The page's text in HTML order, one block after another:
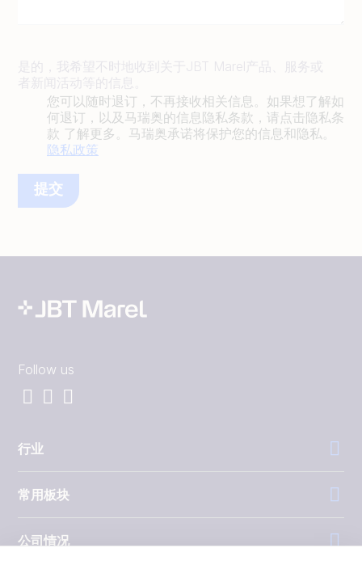
是的，我希望不时地收到关于JBT Marel产品、服务或
者新闻活动等的信息。
您可以随时退订，不再接收相关信息。如果想了解如
何退订，以及马瑞奥的信息隐私条款，请点击隐私条
款 了解更多。马瑞奥承诺将保护您的信息和隐私。
隐私政策
Follow us
行业
常用板块
公司情况